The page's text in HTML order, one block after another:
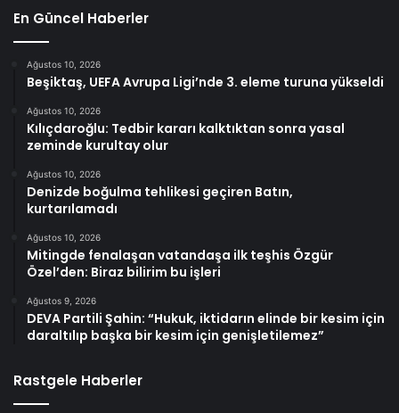
En Güncel Haberler
Ağustos 10, 2026
Beşiktaş, UEFA Avrupa Ligi’nde 3. eleme turuna yükseldi
Ağustos 10, 2026
Kılıçdaroğlu: Tedbir kararı kalktıktan sonra yasal
zeminde kurultay olur
Ağustos 10, 2026
Denizde boğulma tehlikesi geçiren Batın,
kurtarılamadı
Ağustos 10, 2026
Mitingde fenalaşan vatandaşa ilk teşhis Özgür
Özel’den: Biraz bilirim bu işleri
Ağustos 9, 2026
DEVA Partili Şahin: “Hukuk, iktidarın elinde bir kesim için
daraltılıp başka bir kesim için genişletilemez”
Rastgele Haberler